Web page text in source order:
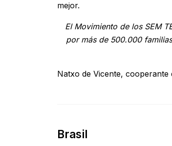
mejor.
El Movimiento de los SEM
por más de 500.000
Natxo de Vicente, cooperante
Brasil